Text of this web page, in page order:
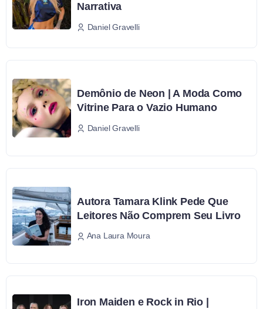
Narrativa
Daniel Gravelli
Demônio de Neon | A Moda Como
Vitrine Para o Vazio Humano
Daniel Gravelli
Autora Tamara Klink Pede Que
Leitores Não Comprem Seu Livro
Ana Laura Moura
Iron Maiden e Rock in Rio |